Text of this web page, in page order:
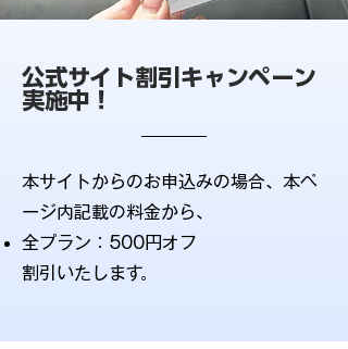
公式サイト割引キャンペーン
実施中！
本サイトからのお申込みの場合、本ペ
ージ内記載の料金から、
全プラン：500円オフ
​​割引いたします。